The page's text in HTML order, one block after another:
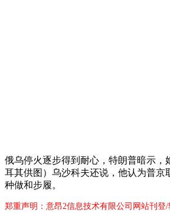
俄乌停火逐步得到耐心，特朗普暗示，
耳其供图）乌沙科夫还说，他认为普京
种做和步履。
郑重声明：意昂2信息技术有限公司网站刊